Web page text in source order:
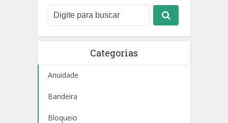
Categorias
Anuidade
Bandeira
Bloqueio